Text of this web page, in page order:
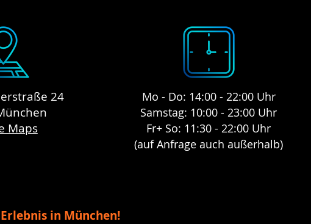
TERMIN
24
Maps
Mo - Do: 14:00 - 22:00 Uhr
Samstag: 10:00 - 23:00 Uhr
Fr+ So: 11:30 - 22:00 Uhr
(auf Anfrage auch außerhalb)
in München!